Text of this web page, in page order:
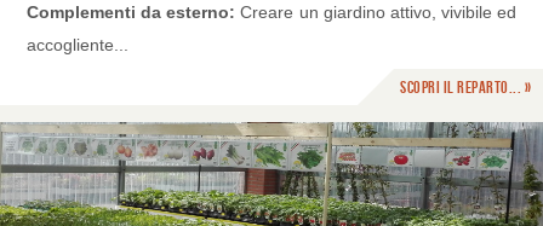
Complementi da esterno: Creare un giardino attivo, vivibile ed
accogliente...
Scopri il reparto... »